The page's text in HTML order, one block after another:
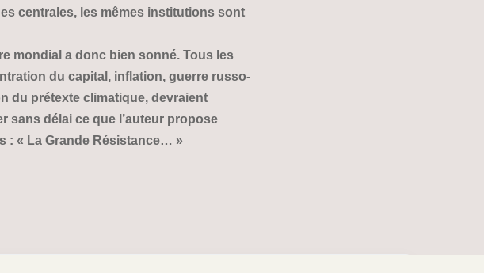
centrales, les mêmes institutions sont
mondial a donc bien sonné. Tous les
du capital, inflation, guerre russo-
du prétexte climatique, devraient
sans délai ce que l’auteur propose
: « La Grande Résistance… »